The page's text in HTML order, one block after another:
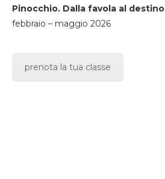
Pinocchio. Dalla favola al destino
febbraio – maggio 2026
prenota la tua classe